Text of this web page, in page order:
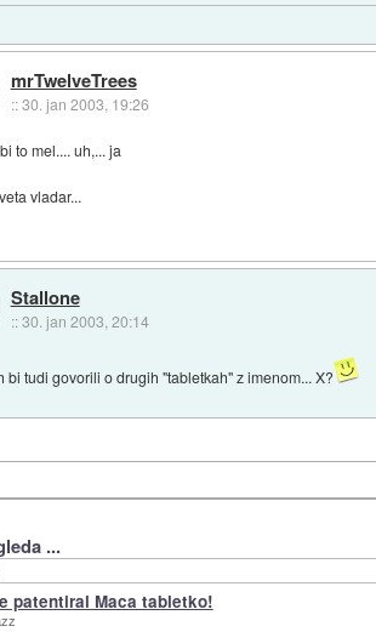
mrTwelveTrees
::30. jan 2003, 19:26
to mel.... uh,... ja
vladar...
Stallone
::30. jan 2003, 20:14
bi tudi govorili o drugih "tabletkah" z imenom... X?
...
patentiral Maca tabletko!